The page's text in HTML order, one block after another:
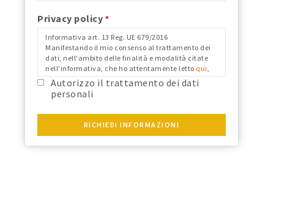
Privacy policy *
Informativa art. 13 Reg. UE 679/2016
Manifestando il mio consenso al trattamento dei
dati, nell'ambito delle finalità e modalità citate
nell'informativa, che ho attentamente letto qui,
nei limiti in cui il mio consenso fosse richiesto ai
fini del Reg. Ue 679/2016 e confermo i dati
anagrafici riportati.
Autorizzo il trattamento dei dati
personali
RICHIEDI INFORMAZIONI